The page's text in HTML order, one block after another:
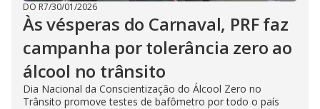
DO R7/30/01/2026
Às vésperas do Carnaval, PRF faz
campanha por tolerância zero ao
álcool no trânsito
Dia Nacional da Conscientização do Álcool Zero no
Trânsito promove testes de bafômetro por todo o país